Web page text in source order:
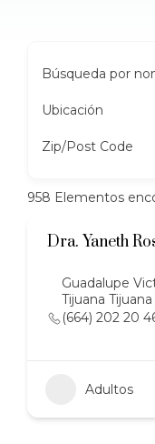
Búsqueda por
Ubicación
Zip/Post Code
958 Elementos
Dra. Yaneth
Guadalupe
Tijuana
(664) 202 20
Adultos